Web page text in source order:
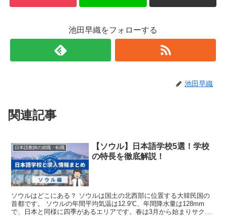
池田早織をフォローする
池田早織
関連記事
日本語教師の就職・転職
【ソウル】日本語学校5選！学校
の特長を徹底解説！
ソウルはどこにある？ ソウルは国土の北西部に位置する大韓民国の
首都です。 ソウルの年間平均気温は12.9℃、年間降水量は128mm
で、日本と同様に四季があるエリアです。春は3月から始まりサクラ